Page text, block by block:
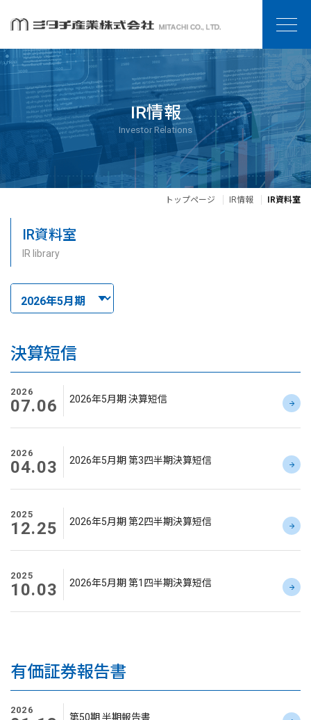
IR情報
Investor Relations
トップページ IR情報 IR資料室
IR資料室
IR library
決算短信
2026
07.06 2026年5月期 決算短信
2026
04.03 2026年5月期 第3四半期決算短信
2025
12.25 2026年5月期 第2四半期決算短信
2025
10.03 2026年5月期 第1四半期決算短信
有価証券報告書
2026
第50期 半期報告書